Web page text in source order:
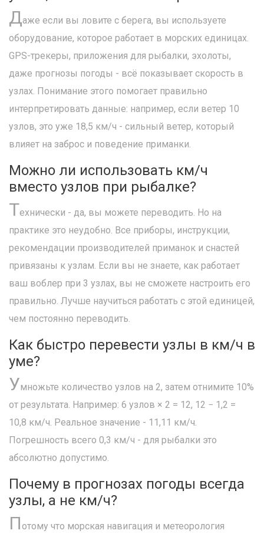
Даже если вы ловите с берега, вы используете
оборудование, которое работает в морских единицах.
GPS-трекеры, приложения для рыбалки, эхолоты,
даже прогнозы погоды - всё показывает скорость в
узлах. Понимание этого помогает правильно
интерпретировать данные: например, если ветер 10
узлов, это уже 18,5 км/ч - сильный ветер, который
влияет на заброс и поведение приманки.
Можно ли использовать км/ч
вместо узлов при рыбалке?
Технически - да, вы можете переводить. Но на
практике это неудобно. Все приборы, инструкции,
рекомендации производителей приманок и снастей
привязаны к узлам. Если вы не знаете, как работает
ваш воблер при 3 узлах, вы не сможете настроить его
правильно. Лучше научиться работать с этой единицей,
чем постоянно переводить.
Как быстро перевести узлы в км/ч в
уме?
Умножьте количество узлов на 2, затем отнимите 10%
от результата. Например: 6 узлов × 2 = 12, 12 − 1,2 =
10,8 км/ч. Реальное значение - 11,11 км/ч.
Погрешность всего 0,3 км/ч - для рыбалки это
абсолютно допустимо.
Почему в прогнозах погоды всегда
узлы, а не км/ч?
Потому что морская навигация и метеорология